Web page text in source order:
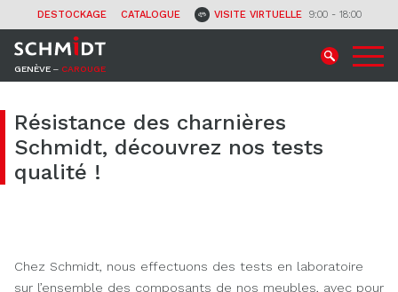
DESTOCKAGE CATALOGUE 9:00 - 18:00
VISITE VIRTUELLE
GENÈVE ‒ CAROUGE
CONTACT
Résistance des charnières
Schmidt, découvrez nos tests
qualité !
Chez Schmidt, nous effectuons des tests en laboratoire
sur l’ensemble des composants de nos meubles, avec pour